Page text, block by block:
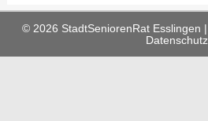
© 2026 StadtSeniorenRat Esslingen |
Datenschutz